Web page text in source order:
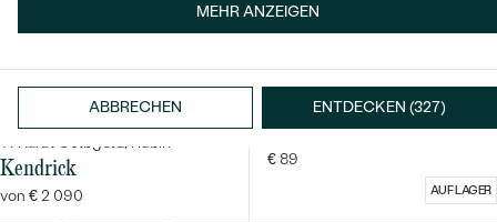
MEHR ANZEIGEN
ABBRECHEN ENTDECKEN (327)
14 Karat Gelbgold, Rubin
Kendrick
von € 2 090
Silber, Ohne Stein
Epistula
€ 89
AUF LAGER